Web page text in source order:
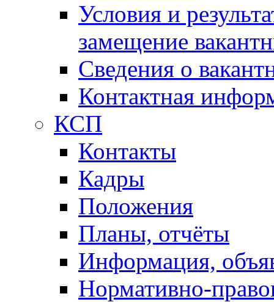
Условия и
замещение
Сведения о
Контактная
КСП
Контакты
Кадры
Положения
Планы, отчёты
Информация,
Нормативно-